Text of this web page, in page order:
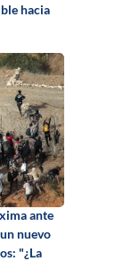
hacia
ante
nuevo
"¿La